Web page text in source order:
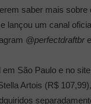
saber mais
lançou um canal
@perfectdraftbre
São Paulo e no site
Artois (R$